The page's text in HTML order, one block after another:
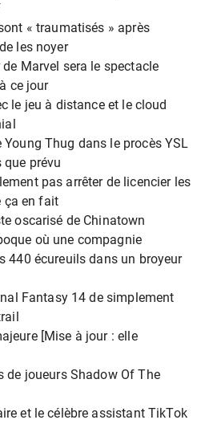
« traumatisés » après
les noyer
Marvel sera le spectacle
ce jour
le jeu à distance et le cloud
Thug dans le procès YSL
que prévu
pas arrêter de licencier les
ça en fait
oscarisé de Chinatown
où une compagnie
440 écureuils dans un broyeur
Fantasy 14 de simplement
[Mise à jour : elle
de joueurs Shadow Of The
et le célèbre assistant TikTok